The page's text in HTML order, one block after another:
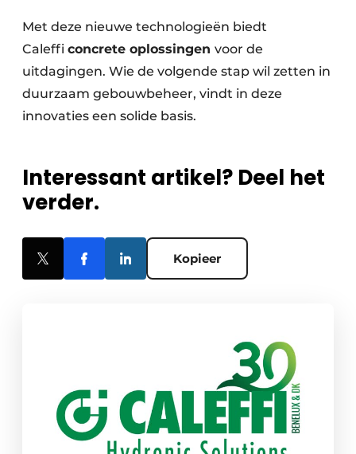
Met deze nieuwe technologieën biedt
Caleffi concrete oplossingen voor de
uitdagingen. Wie de volgende stap wil zetten in
duurzaam gebouwbeheer, vindt in deze
innovaties een solide basis.
Interessant artikel? Deel het
verder.
Kopieer